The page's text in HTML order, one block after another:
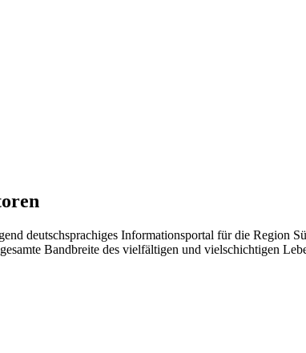
deutschsprachiges Informationsportal für die Region
Bandbreite des vielfältigen und vielschichtigen